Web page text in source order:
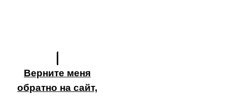
Верните меня
обратно на сайт,